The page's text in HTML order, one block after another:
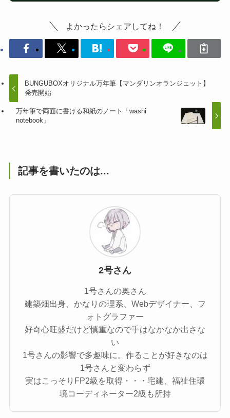
よかったらシェアしてね！
BUNGUBOXオリジナル万年筆【マンダリンオランジェット】
発売開始
万年筆で両面に書ける和紙のノート「washi
notebook」
記事を書いたのは...
2号さん
1号さんの奥さん
建築畑出身、かなりの理系、Webデザイナー、フ
ォトグラファー
好奇心旺盛だけど慎重なので手はなかなか出さな
い
1号さんの影響で多趣味に。作ることが好きなのは
1号さんと変わらず
実はこっそりFP2級を取得・・・宅建、福祉住環
境コーディネーター2級も所持